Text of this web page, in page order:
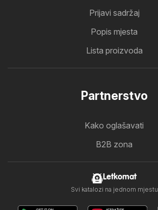
Prijavi sadržaj
Popis mjesta
Lista proizvoda
Partnerstvo
Kako oglašavati
B2B zona
Letkomat
Svi katalozi na jednom mjestu